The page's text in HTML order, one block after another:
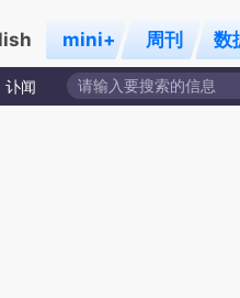
mini+ 周刊 数
讣闻